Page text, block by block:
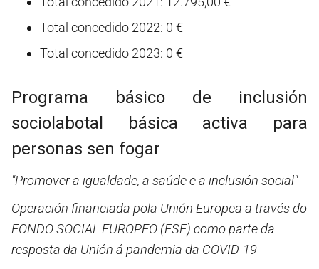
Total concedido 2022: 0 €
Total concedido 2023: 0 €
Programa básico de inclusión
sociolabotal básica activa para
personas sen fogar
"Promover a igualdade, a saúde e a inclusión social"
Operación financiada pola Unión Europea a través do
FONDO SOCIAL EUROPEO (FSE) como parte da
resposta da Unión á pandemia da COVID-19